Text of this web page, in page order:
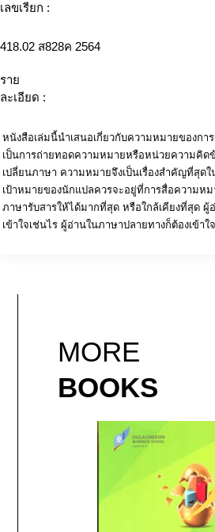
เลขเรียก :
418.02 ส828ค 2564
ราย
ละเอียด :
หนังสือเล่มนี้นำเสนอเกี่ยวกับความหมายของกา
เป็นการถ่ายทอดความหมายหรือหน่วยความคิด
เปลี่ยนภาษา ความหมายจึงเป็นเรื่องสำคัญที่สุด
เป้าหมายของนักแปลควรจะอยู่ที่การสื่อความห
ภาษารับสารให้ได้มากที่สุด หรือใกล้เคียงที่สุด ผู้
เข้าใจเช่นไร ผู้อ่านในภาษาปลายทางก็ต้องเข้าใ
MORE
BOOKS